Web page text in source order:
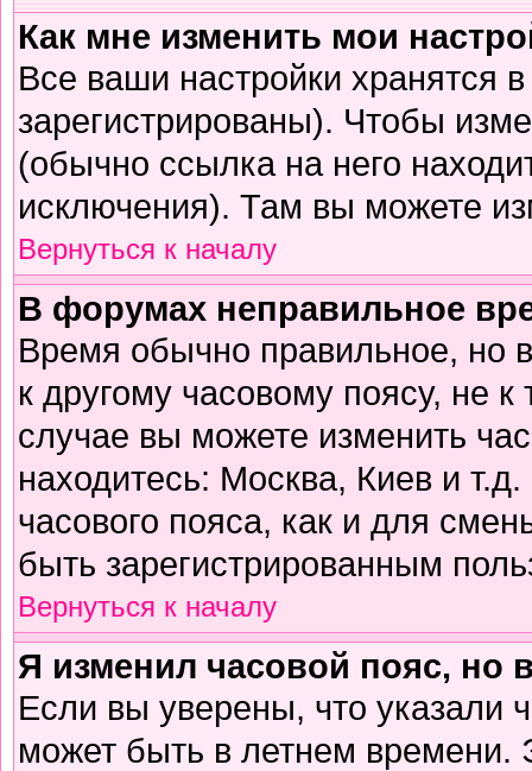
Как мне изменить мои
Все ваши настройки хранятся
зарегистрированы). Чтобы
(обычно ссылка на него
исключения). Там вы можете
Вернуться к началу
В форумах неправильное
Время обычно правильное, но
к другому часовому поясу, не
случае вы можете изменить
находитесь: Москва, Киев и
часового пояса, как и для
быть зарегистрированным
Вернуться к началу
Я изменил часовой пояс, но
Если вы уверены, что указали
может быть в летнем времени.